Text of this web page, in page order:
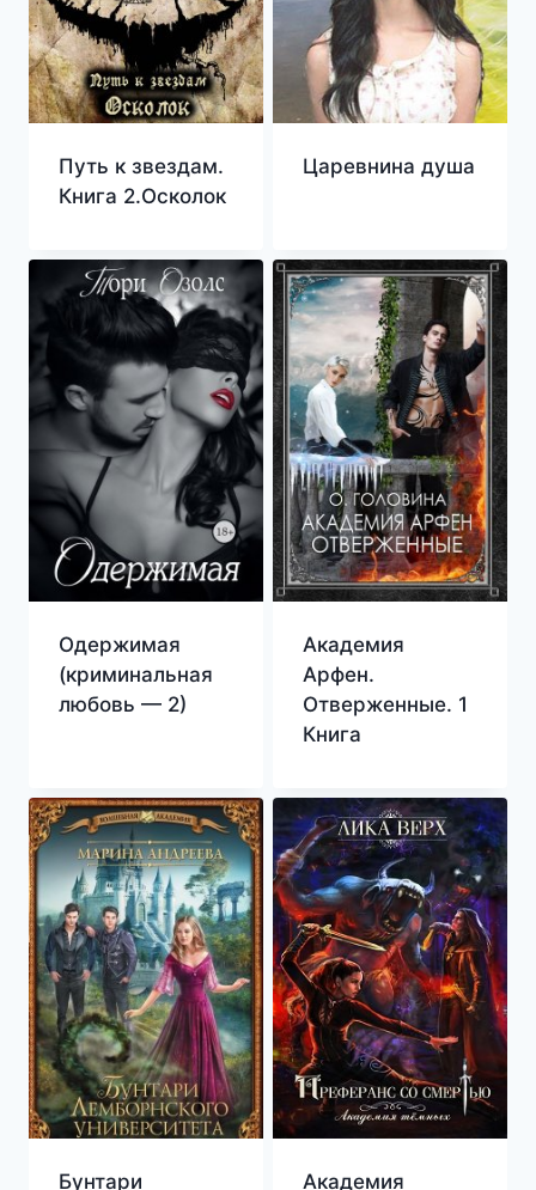
Путь к звездам.
Книга 2.Осколок
Царевнина душа
Одержимая
(криминальная
любовь — 2)
Академия
Арфен.
Отверженные. 1
Книга
Бунтари Академия